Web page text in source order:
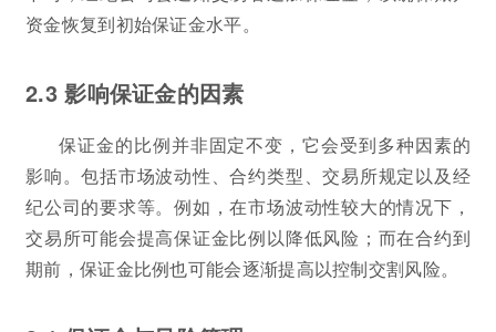
资金恢复到初始保证金水平。
2.3 影响保证金的因素
保证金的比例并非固定不变，它会受到多种因素的
影响。包括市场波动性、合约类型、交易所规定以及经
纪公司的要求等。例如，在市场波动性较大的情况下，
交易所可能会提高保证金比例以降低风险；而在合约到
期前，保证金比例也可能会逐渐提高以控制交割风险。